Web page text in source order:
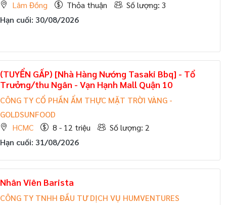
Lâm Đồng
Thỏa thuận
Số lượng: 3
Hạn cuối: 30/08/2026
(TUYỂN GẤP) [Nhà Hàng Nướng Tasaki Bbq] - Tổ
Trưởng/thu Ngân - Vạn Hạnh Mall Quận 10
CÔNG TY CỔ PHẦN ẨM THỰC MẶT TRỜI VÀNG -
GOLDSUNFOOD
HCMC
8 - 12 triệu
Số lượng: 2
Hạn cuối: 31/08/2026
Nhân Viên Barista
CÔNG TY TNHH ĐẦU TƯ DỊCH VỤ HUMVENTURES